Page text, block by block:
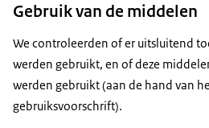
Gebruik van de middelen
We controleerden of er uitsluitend
werden gebruikt, en of deze
werden gebruikt (aan de hand van
gebruiksvoorschrift).